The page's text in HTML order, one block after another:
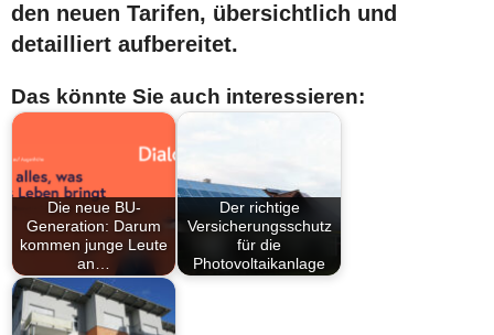
den neuen Tarifen, übersichtlich und
detailliert aufbereitet.
Das könnte Sie auch interessieren:
Die neue BU-
Generation: Darum
kommen junge Leute
an…
Der richtige
Versicherungsschutz
für die
Photovoltaikanlage